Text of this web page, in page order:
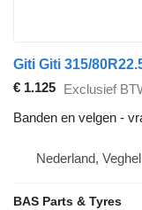
Giti Giti 315/
€ 1.125 Exclusief
Banden en velgen -
Nederland, Veghel
BAS Parts & Tyres